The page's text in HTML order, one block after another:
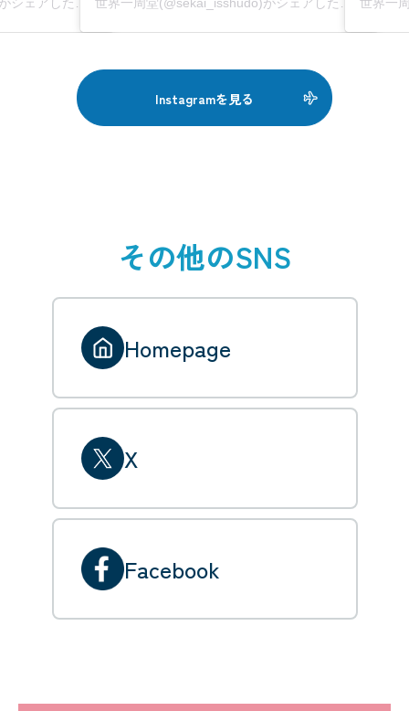
Instagramを見る
その他のSNS
Homepage
X
Facebook